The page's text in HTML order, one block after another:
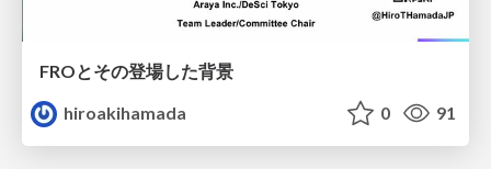
FROとその登場した背景
hiroakihamada
0 91